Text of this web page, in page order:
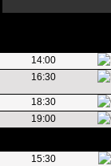
14:00
16:30
18:30
19:00
15:30